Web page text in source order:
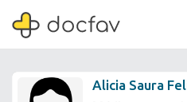
Alicia Saura